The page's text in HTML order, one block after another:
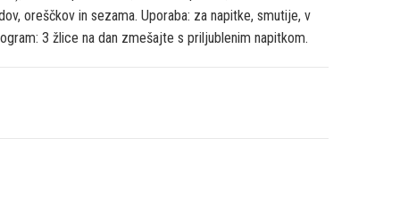
oreščkov in sezama. Uporaba: za napitke, smutije, v
3 žlice na dan zmešajte s priljublenim napitkom.